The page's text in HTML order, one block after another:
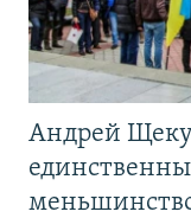
Андрей